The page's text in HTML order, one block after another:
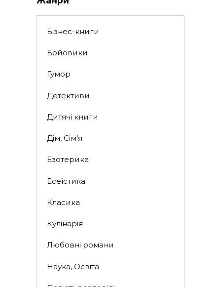
Бізнес-книги
Бойовики
Гумор
Детективи
Дитячі книги
Дім, Сім’я
Езотерика
Есеїстика
Класика
Кулінарія
Любовні романи
Наука, Освіта